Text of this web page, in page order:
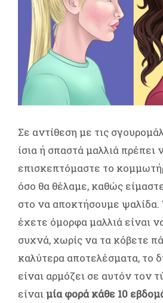
Σε αντίθεση με τις
ίσια ή σπαστά μαλλιά πρέπει
επισκεπτόμαστε το
όσο θα θέλαμε, καθώς
στο να αποκτήσουμε ψαλίδα.
έχετε όμορφα μαλλιά είναι
συχνά, χωρίς να τα κόβετε
καλύτερα αποτελέσματα, το
είναι αρμόζει σε αυτόν τον
είναιμία φορά κάθε 10